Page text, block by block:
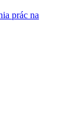
prác na